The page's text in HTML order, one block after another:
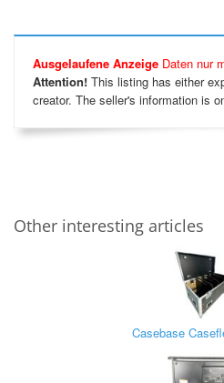
Ausgelaufene Anzeige Daten nur
Attention! This listing has either
creator. The seller's information is
Other interesting articles
Casebase